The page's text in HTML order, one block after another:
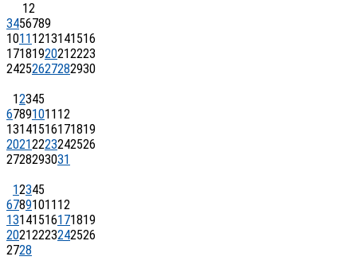
12
3456789
1011 1213141516
17181920212223
24252627282930
12345
67891011 12
13141516171819
20212223242526
2728293031
12345
67891011 12
13141516171819
20212223242526
2728